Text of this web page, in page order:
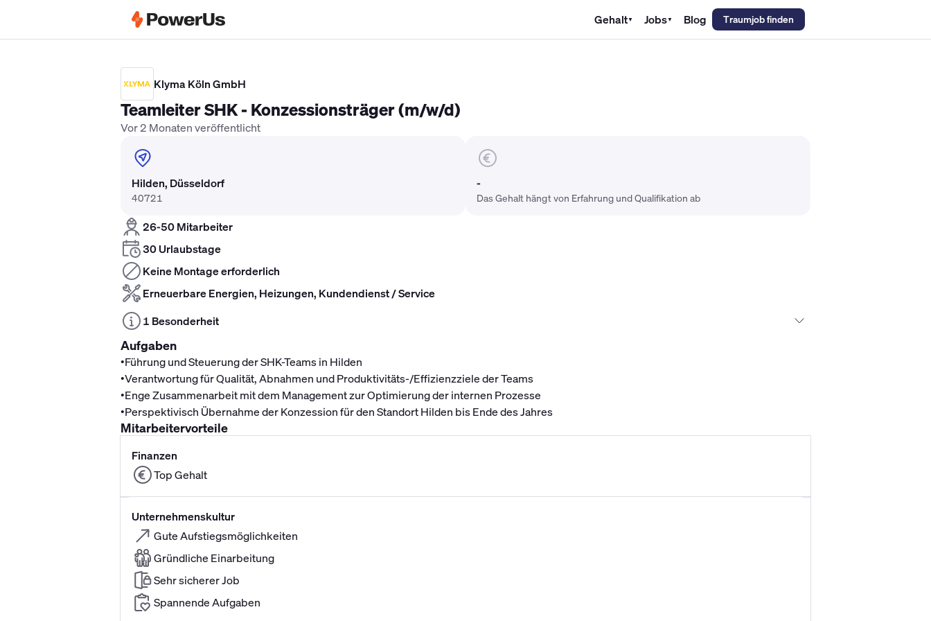
Gehalt▼ Jobs▼ Blog Traumjob finden
Klyma Köln GmbH
Teamleiter SHK - Konzessionsträger (m/w/d)
Vor 2 Monaten veröffentlicht
Hilden, Düsseldorf
40721
-
Das Gehalt hängt von Erfahrung und Qualifikation ab
26-50 Mitarbeiter
30 Urlaubstage
Keine Montage erforderlich
Erneuerbare Energien, Heizungen, Kundendienst / Service
1 Besonderheit
Aufgaben
•Führung und Steuerung der SHK-Teams in Hilden
•Verantwortung für Qualität, Abnahmen und Produktivitäts-/Effizienzziele der Teams
•Enge Zusammenarbeit mit dem Management zur Optimierung der internen Prozesse
•Perspektivisch Übernahme der Konzession für den Standort Hilden bis Ende des Jahres
Mitarbeitervorteile
Finanzen
Top Gehalt
Unternehmenskultur
Gute Aufstiegsmöglichkeiten
Gründliche Einarbeitung
Sehr sicherer Job
Spannende Aufgaben